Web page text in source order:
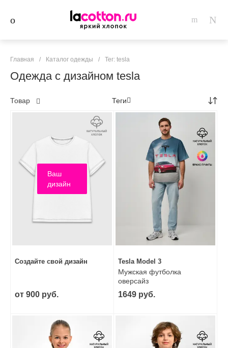
Главная / Каталог одежды / Тег: tesla
Одежда с дизайном tesla
Товар Теги
Ваш
дизайн
Создайте свой дизайн
от 900 руб.
Tesla Model 3
Мужская футболка
оверсайз
1649 руб.